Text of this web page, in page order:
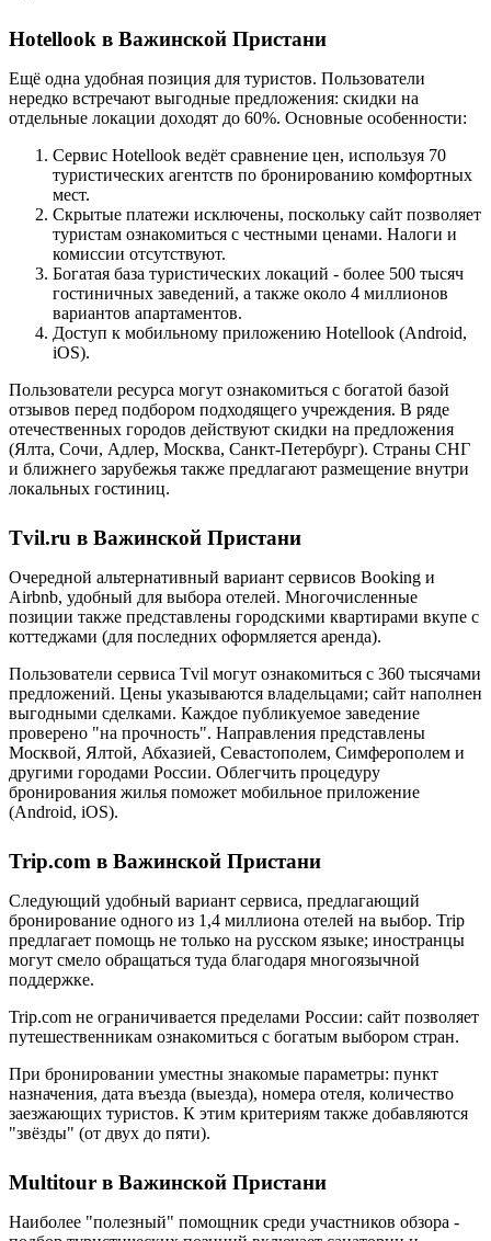
Hotellook в Важинской Пристани
Ещё одна удобная позиция для туристов. Пользователи
нередко встречают выгодные предложения: скидки на
отдельные локации доходят до 60%. Основные особенности:
Сервис Hotellook ведёт сравнение цен, используя 70
туристических агентств по бронированию комфортных
мест.
Скрытые платежи исключены, поскольку сайт позволяет
туристам ознакомиться с честными ценами. Налоги и
комиссии отсутствуют.
Богатая база туристических локаций - более 500 тысяч
гостиничных заведений, а также около 4 миллионов
вариантов апартаментов.
Доступ к мобильному приложению Hotellook (Android,
iOS).
Пользователи ресурса могут ознакомиться с богатой базой
отзывов перед подбором подходящего учреждения. В ряде
отечественных городов действуют скидки на предложения
(Ялта, Сочи, Адлер, Москва, Санкт-Петербург). Страны СНГ
и ближнего зарубежья также предлагают размещение внутри
локальных гостиниц.
Tvil.ru в Важинской Пристани
Очередной альтернативный вариант сервисов Booking и
Airbnb, удобный для выбора отелей. Многочисленные
позиции также представлены городскими квартирами вкупе с
коттеджами (для последних оформляется аренда).
Пользователи сервиса Tvil могут ознакомиться с 360 тысячами
предложений. Цены указываются владельцами; сайт наполнен
выгодными сделками. Каждое публикуемое заведение
проверено "на прочность". Направления представлены
Москвой, Ялтой, Абхазией, Севастополем, Симферополем и
другими городами России. Облегчить процедуру
бронирования жилья поможет мобильное приложение
(Android, iOS).
Trip.com в Важинской Пристани
Следующий удобный вариант сервиса, предлагающий
бронирование одного из 1,4 миллиона отелей на выбор. Trip
предлагает помощь не только на русском языке; иностранцы
могут смело обращаться туда благодаря многоязычной
поддержке.
Trip.com не ограничивается пределами России: сайт позволяет
путешественникам ознакомиться с богатым выбором стран.
При бронировании уместны знакомые параметры: пункт
назначения, дата въезда (выезда), номера отеля, количество
заезжающих туристов. К этим критериям также добавляются
"звёзды" (от двух до пяти).
Multitour в Важинской Пристани
Наиболее "полезный" помощник среди участников обзора -